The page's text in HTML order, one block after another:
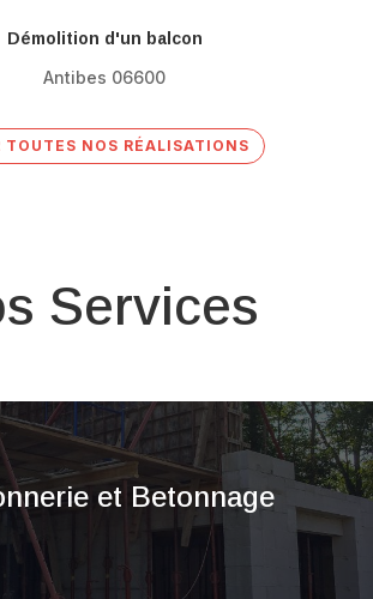
Démolition d'un balcon
Antibes 06600
TOUTES NOS RÉALISATIONS
Services
et Betonnage